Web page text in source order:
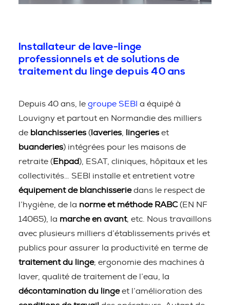
Installateur de lave-linge
professionnels et de solutions de
traitement du linge depuis 40 ans
Depuis 40 ans, le groupe SEBI a équipé à
Louvigny et partout en Normandie des milliers
de blanchisseries ( laveries lingeries et
buanderies) intégrées pour les maisons de
retraite (Ehpad), ESAT, cliniques, hôpitaux et les
collectivités… SEBI installe et entretient votre
équipement de blanchisseriedans le respect de
l’hygiène, de la norme et méthode RABC(EN NF
14065), la marche en avant, etc. Nous travaillons
avec plusieurs milliers d’établissements privés et
publics pour assurer la productivité en terme de
traitement du linge; ergonomie des machines à
laver, qualité de traitement de l’eau, la
décontamination du lingeet l’amélioration des